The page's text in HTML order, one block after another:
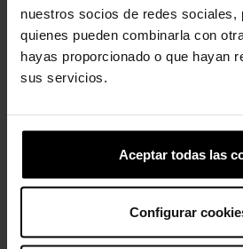
nuestros socios de redes sociales,
quienes pueden combinarla con
hayas proporcionado o que hayan
sus servicios.
Aceptar todas las
Configurar
Bailarinas de niñas Mary...
49,90 € 39,92 €